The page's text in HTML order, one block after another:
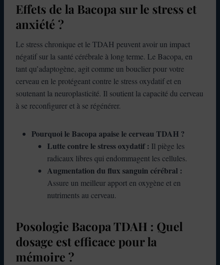
Effets de la Bacopa sur le stress et
anxiété ?
Le stress chronique et le TDAH peuvent avoir un impact
négatif sur la santé cérébrale à long terme. Le Bacopa, en
tant qu’adaptogène, agit comme un bouclier pour votre
cerveau en le protégeant contre le stress oxydatif et en
soutenant la neuroplasticité. Il soutient la capacité du cerveau
à se reconfigurer et à se régénérer.
Pourquoi le Bacopa apaise le cerveau TDAH ?
Lutte contre le stress oxydatif : Il piège les
radicaux libres qui endommagent les cellules.
Augmentation du flux sanguin cérébral :
Assure un meilleur apport en oxygène et en
nutriments au cerveau.
Posologie Bacopa TDAH : Quel
dosage est efficace pour la
mémoire ?